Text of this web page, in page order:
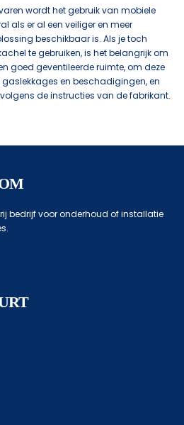
wordt het gebruik van mobiele
als er al een veiliger en meer
beschikbaar is. Als je toch
te gebruiken, is het belangrijk om
goed geventileerde ruimte, om deze
en beschadigingen, en
de instructies van de fabrikant.
bedrijf voor onderhoud of installatie